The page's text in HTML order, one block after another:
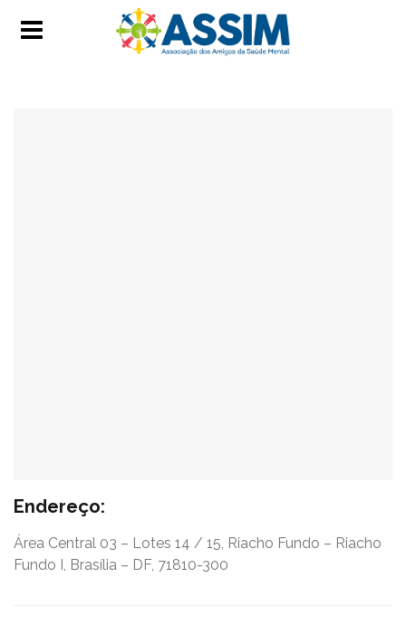
Endereço:
Área Central 03 – Lotes 14 / 15, Riacho Fundo – Riacho
Fundo I, Brasília – DF, 71810-300